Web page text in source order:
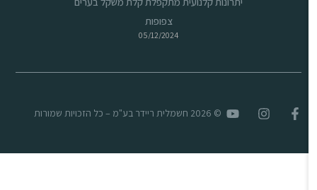
צפופות
05/12/2024
© 2026 חשמלית ריידר בע"מ – כל הזכויות שמורות